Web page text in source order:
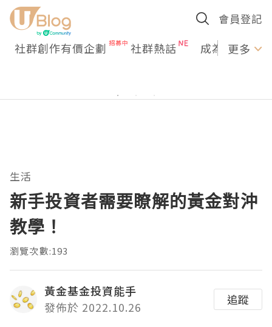
會員登記
社群創作有價企劃 社群熱話 成為U更多
生活
新手投資者需要瞭解的黃金對沖
教學！
瀏覽次數:193
黃金基金投資能手
發佈於 2022.10.26
追蹤